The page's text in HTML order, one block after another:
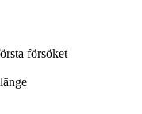
försöket